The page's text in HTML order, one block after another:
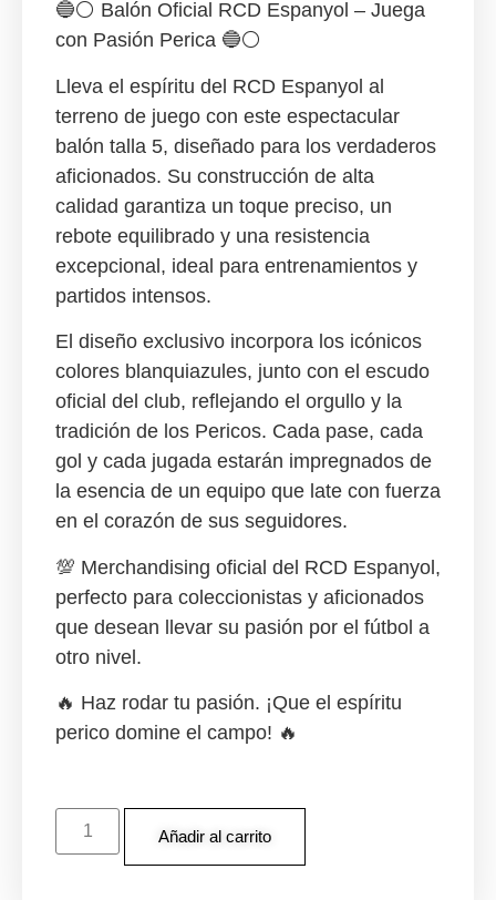
🔵⚪ Balón Oficial RCD Espanyol – Juega
con Pasión Perica 🔵⚪
Lleva el espíritu del RCD Espanyol al
terreno de juego con este espectacular
balón talla 5, diseñado para los verdaderos
aficionados. Su construcción de alta
calidad garantiza un toque preciso, un
rebote equilibrado y una resistencia
excepcional, ideal para entrenamientos y
partidos intensos.
El diseño exclusivo incorpora los icónicos
colores blanquiazules, junto con el escudo
oficial del club, reflejando el orgullo y la
tradición de los Pericos. Cada pase, cada
gol y cada jugada estarán impregnados de
la esencia de un equipo que late con fuerza
en el corazón de sus seguidores.
💯 Merchandising oficial del RCD Espanyol,
perfecto para coleccionistas y aficionados
que desean llevar su pasión por el fútbol a
otro nivel.
🔥 Haz rodar tu pasión. ¡Que el espíritu
perico domine el campo! 🔥
Añadir al carrito